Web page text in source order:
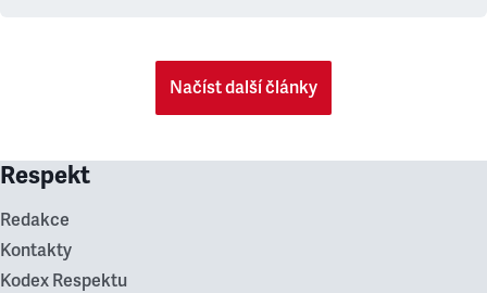
Načíst další články
Respekt
Redakce
Kontakty
Kodex Respektu